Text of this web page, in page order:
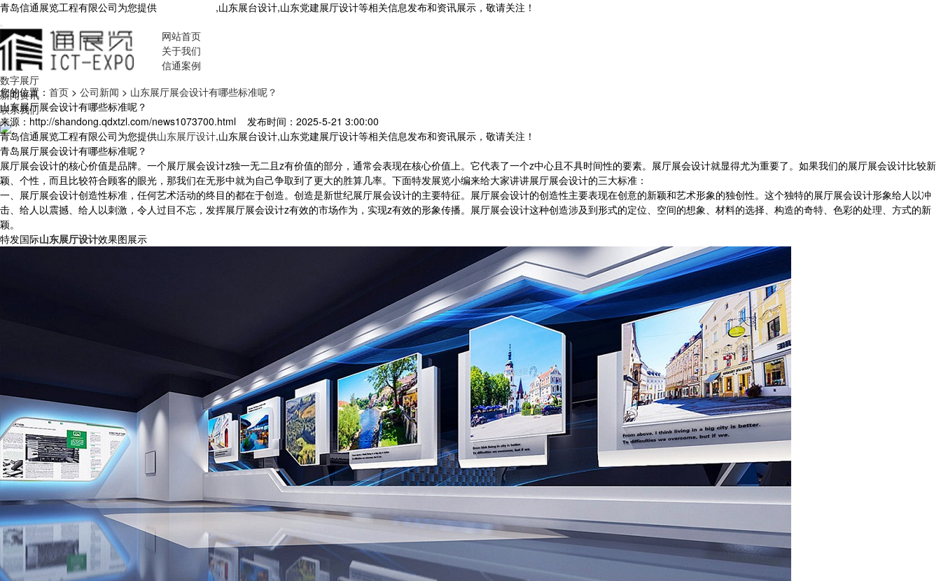
青岛信通展览工程有限公司为您提供 ,山东展台设计,山东党建展厅设计等相关信息发布和资讯展示，敬请关注！
网站首页
关于我们
信通案例
数字展厅
新闻资讯
联系我们
您的位置： 首页 > 公司新闻 > 山东展厅展会设计有哪些标准呢？
山东展厅展会设计有哪些标准呢？
来源：http://shandong.qdxtzl.com/news1073700.html 发布时间：2025-5-21 3:00:00
青岛信通展览工程有限公司为您提供山东展厅设计,山东展台设计,山东党建展厅设计等相关信息发布和资讯展示，敬请关注！
青岛展厅展会设计有哪些标准呢？
展厅展会设计的核心价值是品牌。一个展厅展会设计z独一无二且z有价值的部分，通常会表现在核心价值上。它代表了一个z中心且不具时间性的要素。展厅展会设计就显得尤为重要了。如果我们的展厅展会设计比较新
颖、个性，而且比较符合顾客的眼光，那我们在无形中就为自己争取到了更大的胜算几率。下面特发展览小编来给大家讲讲展厅展会设计的三大标准：
一、展厅展会设计创造性标准，任何艺术活动的终目的都在于创造。创造是新世纪展厅展会设计的主要特征。展厅展会设计的创造性主要表现在创意的新颖和艺术形象的独创性。这个独特的展厅展会设计形象给人以冲
击、给人以震撼、给人以刺激，令人过目不忘，发挥展厅展会设计z有效的市场作为，实现z有效的形象传播。展厅展会设计这种创造涉及到形式的定位、空间的想象、材料的选择、构造的奇特、色彩的处理、方式的新
颖。
特发国际山东展厅设计效果图展示